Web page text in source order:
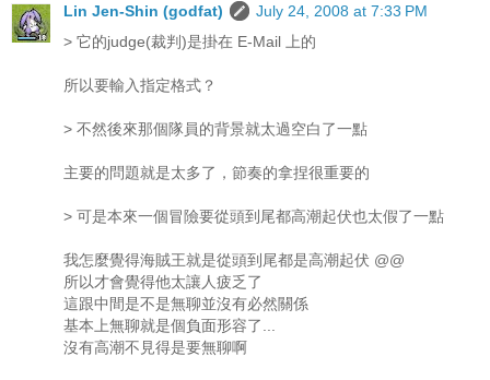
Lin Jen-Shin (godfat)
July 24, 2008 at 7:33 PM
> 它的judge(裁判)是掛在 E-Mail 上的
所以要輸入指定格式？
> 不然後來那個隊員的背景就太過空白了一點
主要的問題就是太多了，節奏的拿捏很重要的
> 可是本來一個冒險要從頭到尾都高潮起伏也太假了一點
我怎麼覺得海賊王就是從頭到尾都是高潮起伏 @@
所以才會覺得他太讓人疲乏了
這跟中間是不是無聊並沒有必然關係
基本上無聊就是個負面形容了...
沒有高潮不見得是要無聊啊